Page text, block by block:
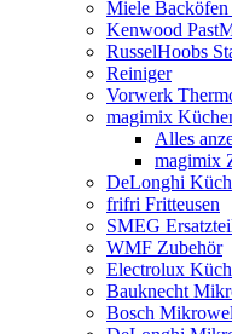
Miele
Kenwood
RusselHoobs
Reiniger
Vorwerk
magimix
Alles
magimix
DeLonghi
frifri Fritteusen
SMEG
WMF Zubehör
Electrolux
Bauknecht
Bosch